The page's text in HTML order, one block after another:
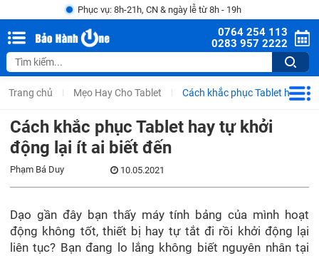
Phục vụ: 8h-21h, CN & ngày lễ từ 8h - 19h
0764 254 113
0283 957 2222
Trang chủ Mẹo Hay Cho Tablet Cách khắc phục Tablet hay tự
Cách khắc phục Tablet hay tự khởi
động lại ít ai biết đến
Phạm Bá Duy 10.05.2021
Dạo gần đây bạn thấy máy tính bảng của mình hoạt
động không tốt, thiết bị hay tự tắt đi rồi khởi động lại
liên tục? Bạn đang lo lắng không biết nguyên nhân tại